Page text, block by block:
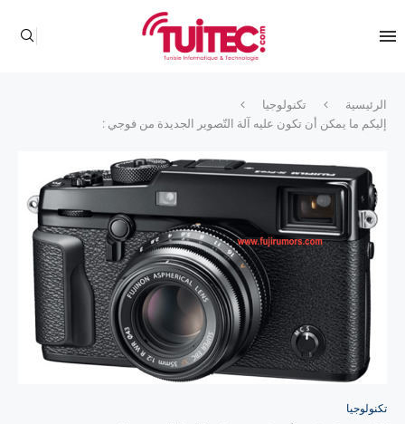
الرئيسية
تكنولوجيا
إليكم ما يمكن أن تكون عليه آلة التّصوير الجديدة من فوجي :
تكنولوجيا